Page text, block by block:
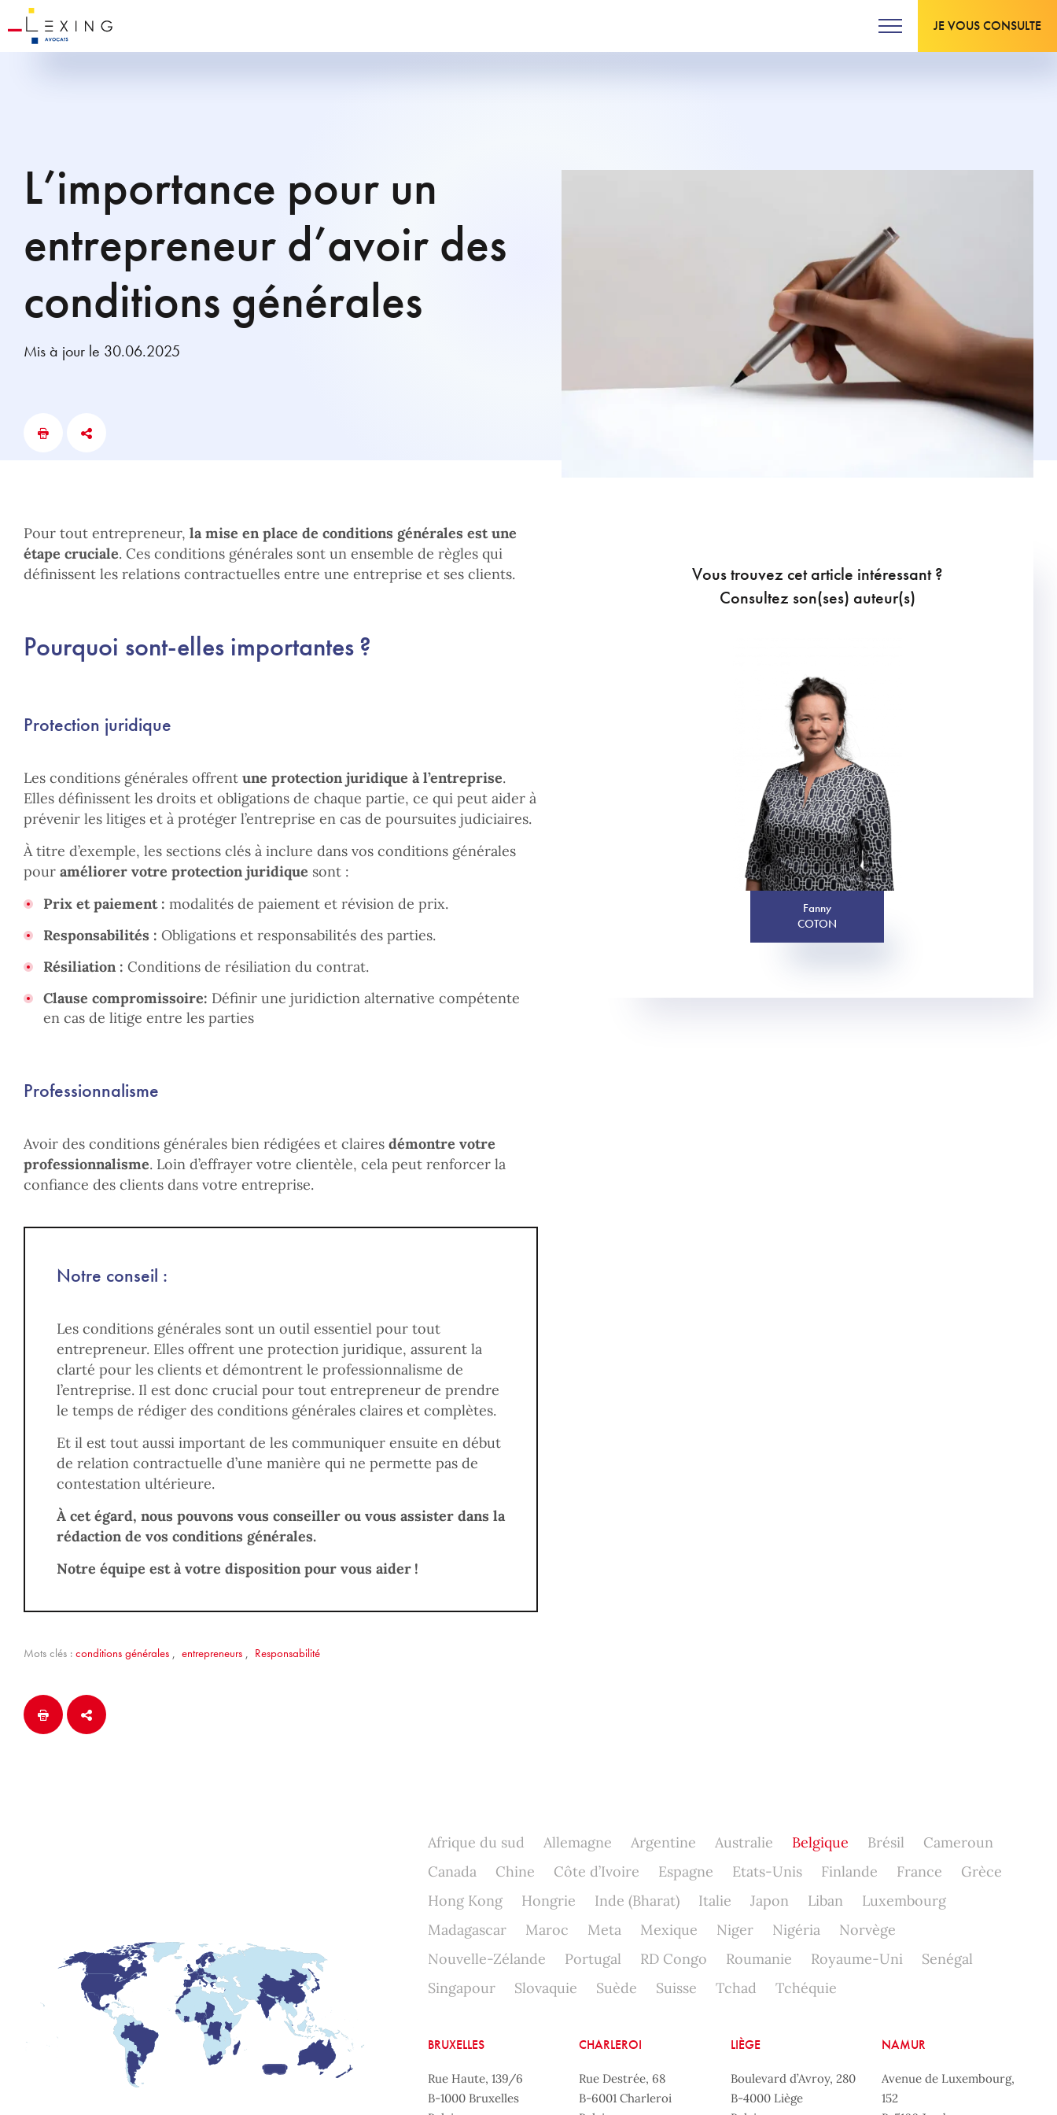
JE VOUS CONSULTE
L’importance pour un
entrepreneur d’avoir des
conditions générales
Mis à jour le 30.06.2025
Pour tout entrepreneur, la mise en place de conditions générales est une
étape cruciale. Ces conditions générales sont un ensemble de règles qui
définissent les relations contractuelles entre une entreprise et ses clients.
Pourquoi sont-elles importantes ?
Protection juridique
Les conditions générales offrent une protection juridique à l’entreprise.
Elles définissent les droits et obligations de chaque partie, ce qui peut aider à
prévenir les litiges et à protéger l’entreprise en cas de poursuites judiciaires.
À titre d’exemple, les sections clés à inclure dans vos conditions générales
pour améliorer votre protection juridique sont :
Prix et paiement : modalités de paiement et révision de prix.
Responsabilités : Obligations et responsabilités des parties.
Résiliation : Conditions de résiliation du contrat.
Clause compromissoire: Définir une juridiction alternative compétente
en cas de litige entre les parties
Professionnalisme
Avoir des conditions générales bien rédigées et claires démontre votre
professionnalisme. Loin d’effrayer votre clientèle, cela peut renforcer la
confiance des clients dans votre entreprise.
Notre conseil :
Les conditions générales sont un outil essentiel pour tout
entrepreneur. Elles offrent une protection juridique, assurent la
clarté pour les clients et démontrent le professionnalisme de
l’entreprise. Il est donc crucial pour tout entrepreneur de prendre
le temps de rédiger des conditions générales claires et complètes.
Et il est tout aussi important de les communiquer ensuite en début
de relation contractuelle d’une manière qui ne permette pas de
contestation ultérieure.
À cet égard, nous pouvons vous conseiller ou vous assister dans la
rédaction de vos conditions générales.
Notre équipe est à votre disposition pour vous aider !
Mots clés : conditions générales , entrepreneurs , Responsabilité
Vous trouvez cet article intéressant ?
Consultez son(ses) auteur(s)
Fanny
COTON
Afrique du sud Allemagne Argentine Australie Belgique Brésil
Cameroun
Canada
Chine Côte d’Ivoire Espagne Etats-Unis Finlande France
Grèce
Hong Kong
Hongrie Inde (Bharat) Italie Japon Liban
Luxembourg
Madagascar
Maroc Meta Mexique Niger Nigéria
Norvège
Nouvelle-Zélande
Portugal RD Congo Roumanie Royaume-Uni
Senégal
Singapour
Slovaquie Suède Suisse Tchad Tchéquie
BRUXELLES
Rue Haute, 139/6
B-1000 Bruxelles
CHARLEROI
Rue Destrée, 68
B-6001 Charleroi
LIÈGE
Boulevard d’Avroy, 280
B-4000 Liège
NAMUR
Avenue de Luxembourg,
152